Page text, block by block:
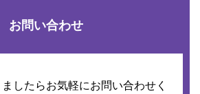
お問い合わせ
したらお気軽にお問い合わせく